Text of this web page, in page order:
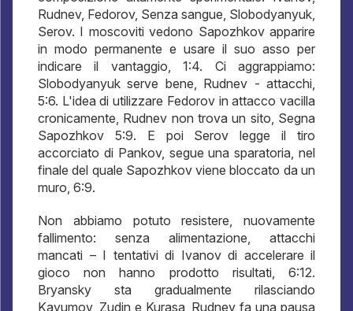
Rudnev, Fedorov, Senza sangue, Slobodyanyuk,
Serov. I moscoviti vedono Sapozhkov apparire
in modo permanente e usare il suo asso per
indicare il vantaggio, 1:4. Ci aggrappiamo:
Slobodyanyuk serve bene, Rudnev - attacchi,
5:6. L'idea di utilizzare Fedorov in attacco vacilla
cronicamente, Rudnev non trova un sito, Segna
Sapozhkov 5:9. E poi Serov legge il tiro
accorciato di Pankov, segue una sparatoria, nel
finale del quale Sapozhkov viene bloccato da un
muro, 6:9.
Non abbiamo potuto resistere, nuovamente
fallimento: senza alimentazione, attacchi
mancati – I tentativi di Ivanov di accelerare il
gioco non hanno prodotto risultati, 6:12.
Bryansky sta gradualmente rilasciando
Kayumov, Zudin e Kurasa, Rudnev fa una pausa